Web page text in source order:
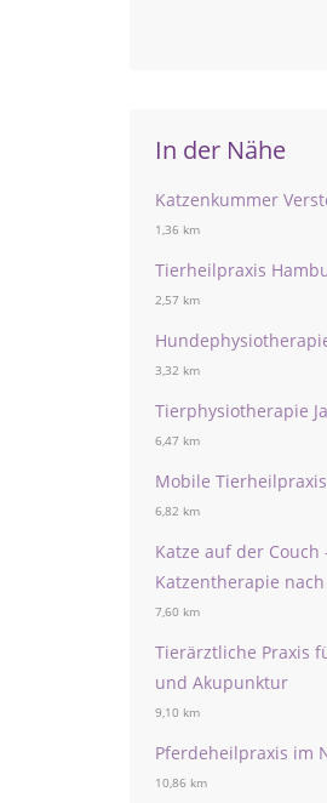
In der Nähe
Katzenkummer
1,36 km
Tierheilpraxis
2,57 km
3,32 km
Tierphysiotherapie
6,47 km
Mobile Tierheilpraxis
6,82 km
Katze auf der
Katzentherapie
7,60 km
Tierärztliche Praxis
und Akupunktur
9,10 km
Pferdeheilpraxis im
10,86 km